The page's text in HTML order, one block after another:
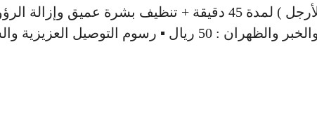
مساج من اختيارك ( استرخائي – سويدي – علاجي – بالأخشاب – كاسات هواء – مساج للكتف والأرجل ) لمدة 45 دقيقة + تنظيف بشرة عميق
السوداء بالبخار تحت إشراف أخصائية افريقية للسيدات فقط ▪ رسوم التوصيل الدمام وسيهات والخبر والظهران : 50 ريال ▪ رسوم